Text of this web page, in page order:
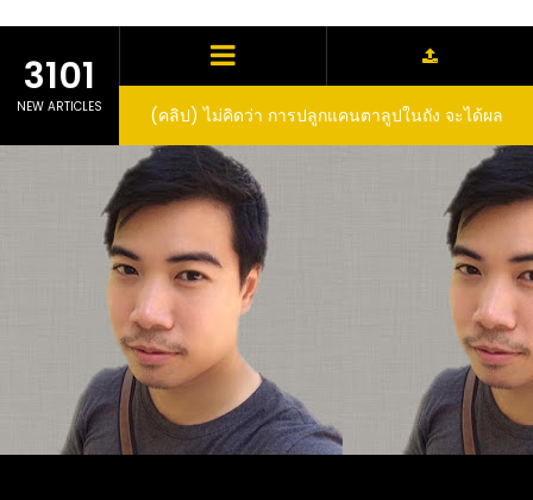
3101
NEW ARTICLES
(คลิป) ไม่คิดว่า การปลูกแคนตาลูปในถัง จะได้ผล
ลูกโตและหวานขนาดนี้ I didn’t expect that
growing cantaloupe in a barrel would yield
such large and sweet fruit
(คลิป) วิธีทำไวน์สับปะรด Pineapple Wine